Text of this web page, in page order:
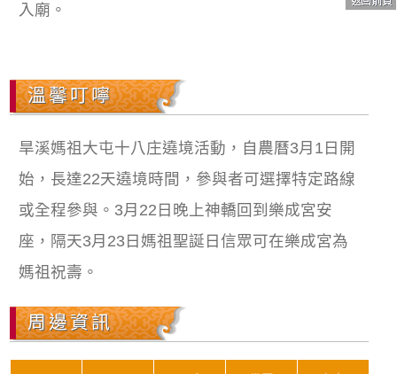
入廟。
溫馨叮嚀
旱溪媽祖大屯十八庄遶境活動，自農曆3月1日開
始，長達22天遶境時間，參與者可選擇特定路線
或全程參與。3月22日晚上神轎回到樂成宮安
座，隔天3月23日媽祖聖誕日信眾可在樂成宮為
媽祖祝壽。
周邊資訊